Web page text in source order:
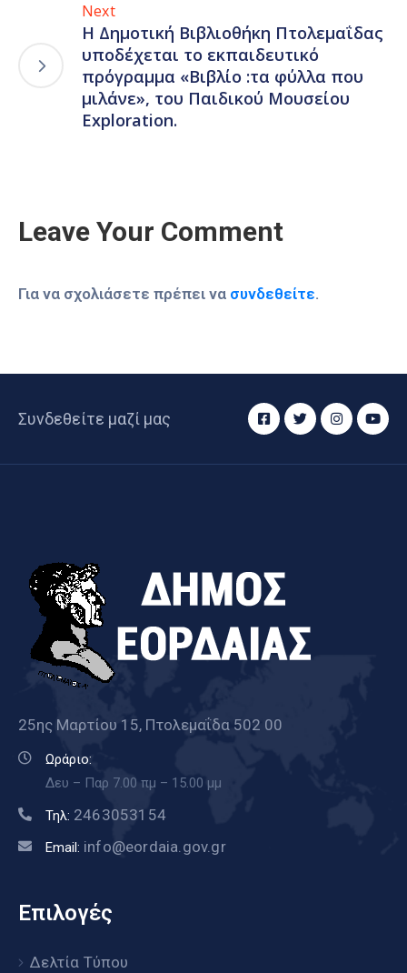
Next
Η Δημοτική Βιβλιοθήκη Πτολεμαΐδας
υποδέχεται το εκπαιδευτικό
πρόγραμμα «Βιβλίο :τα φύλλα που
μιλάνε», του Παιδικού Μουσείου
Exploration.
Leave Your Comment
Για να σχολιάσετε πρέπει να συνδεθείτε.
Συνδεθείτε μαζί μας
25ης Μαρτίου 15, Πτολεμαΐδα 502 00
Ωράριο:
Δευ – Παρ 7.00 πμ – 15.00 μμ
Τηλ: 2463053154
Email: info@eordaia.gov.gr
Επιλογές
Δελτία Τύπου